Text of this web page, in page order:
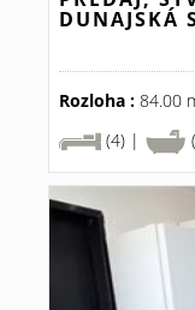
DUNAJSKÁ
Rozloha : 84.00
(4) |